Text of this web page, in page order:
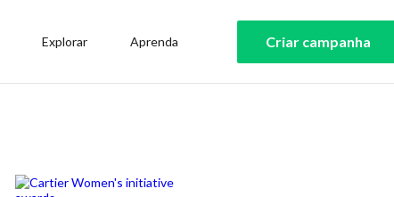
Explorar Aprenda Criar campanha